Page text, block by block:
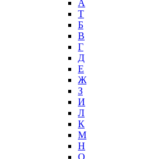
А
T
Б
В
Г
Д
Е
Ж
З
И
Л
К
М
Н
О